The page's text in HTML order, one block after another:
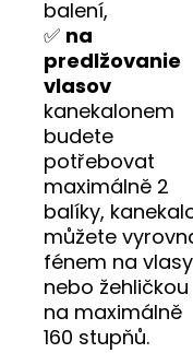
balení,
✅ na
predlžovanie
vlasov
kanekalonem
budete
potřebovat
maximálně 2
balíky,
můžete
fénem na vlasy
nebo žehličkou
na maximálně
160 stupňů.